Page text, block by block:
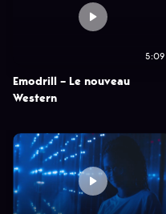
5:09
Emodrill – Le nouveau
Western